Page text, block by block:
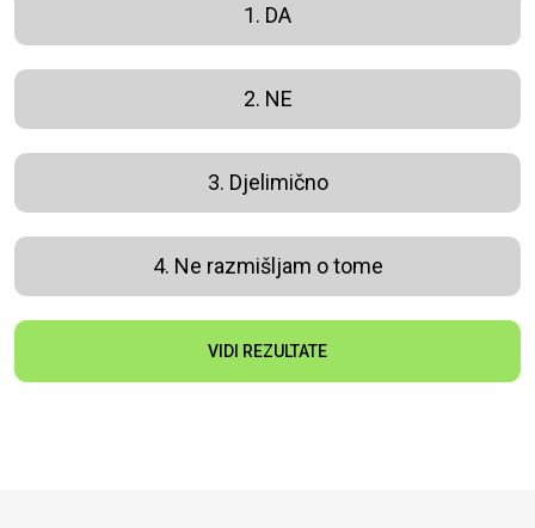
1. DA
2. NE
3. Djelimično
4. Ne razmišljam o tome
VIDI REZULTATE